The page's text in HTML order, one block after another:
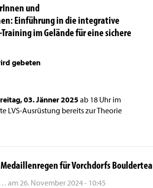
und
Einführung in die integrative
im Gelände für eine sichere
gebeten
03. Jänner 2025 ab 18 Uhr im
LVS-Ausrüstung bereits zur Theorie
für Vorchdorfs
am 26. November 2024 - 10:45